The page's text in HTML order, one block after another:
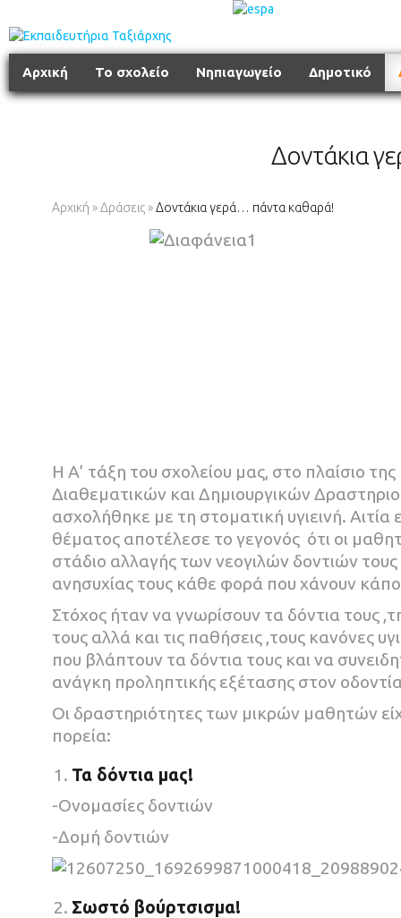
Αρχική Το σχολείο Νηπιαγωγείο Δημοτικό
Αρχική »Δράσεις »Δοντάκια γερά… πάντα καθαρά!
Δοντάκια
Η Α’ τάξη του σχολείου μας, στο πλαίσιο
Διαθεματικών και Δημιουργικών
ασχολήθηκε με τη στοματική υγιεινή. Αιτία
θέματος αποτέλεσε το γεγονός ότι οι
στάδιο αλλαγής των νεογιλών δοντιών
ανησυχίας τους κάθε φορά που χάνουν
Στόχος ήταν να γνωρίσουν τα δόντια τους
τους αλλά και τις παθήσεις ,τους κανόνες
που βλάπτουν τα δόντια τους και να
ανάγκη προληπτικής εξέτασης στον
Οι δραστηριότητες των μικρών μαθητών
πορεία:
Τα δόντια μας!
-Ονομασίες δοντιών
-Δομή δοντιών
Σωστό βούρτσισμα!